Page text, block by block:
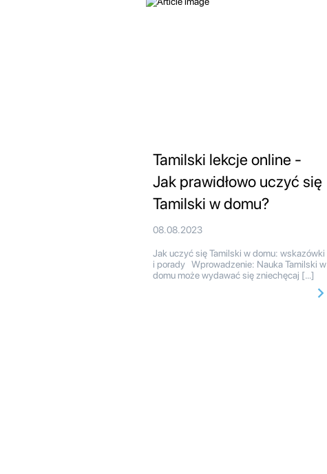
Tamilski lekcje online -
Jak prawidłowo uczyć się
Tamilski w domu?
08.08.2023
Jak uczyć się Tamilski w domu: wskazówki
i porady Wprowadzenie: Nauka Tamilski w
domu może wydawać się zniechęcaj […]